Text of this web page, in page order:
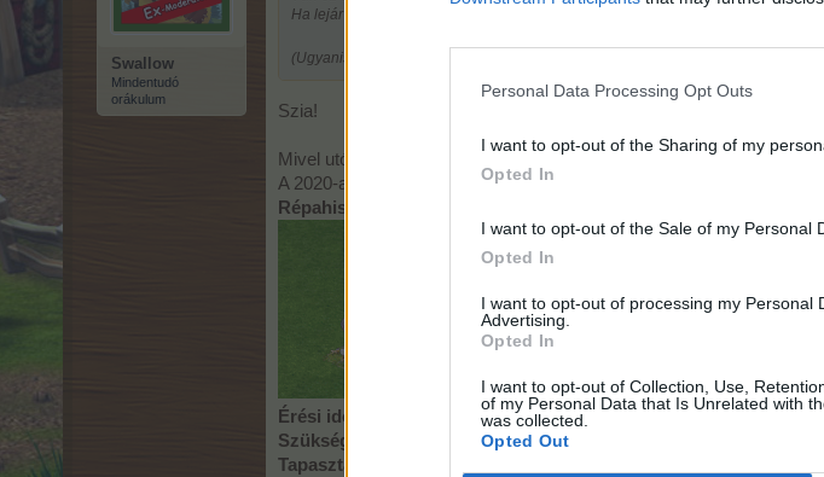
Personal Data Processing Opt Outs
I want to opt-out of the Sharing of my
Opted In
I want to opt-out of the Sale of my Personal
Opted In
I want to opt-out of processing my Personal
Advertising.
Opted In
I want to opt-out of Collection, Use,
of my Personal Data that Is Unrelated with
was collected.
Opted Out
Swallow
Mindentudó
orákulum
Ha lejár róla a plusz akármi róla Tp.-n kívül ad e bármit is ?
(Ugyanis nekem már 4 járt le és csak a helyet fogja a toronyál....)
Szia!
Mivel utólagosan szerkesztetted írásodat. Kollégám ezért nem
A 2020-as Őszi varázslat (TOP 5000) eventben lehetett megszerezni.
Répahiszti
Érési idő:
Szükséges szint:
Tapasztalatpont: